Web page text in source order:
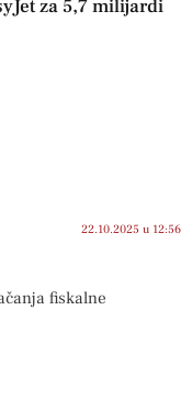
za 5,7 milijardi
22.10.2025 u 12:56
fiskalne